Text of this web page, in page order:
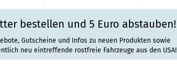
bestellen und 5 Euro abstauben!
Gutscheine und Infos zu neuen Produkten sowie
neu eintreffende rostfreie Fahrzeuge aus den USA!